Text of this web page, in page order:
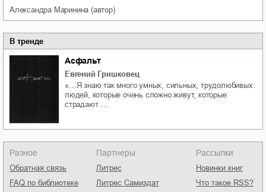
Александра Маринина (автор)
В тренде
Асфальт
Евгений Гришковец
«…Я знаю так много умных, сильных, трудолюбивых
людей, которые очень сложно живут, которые
страдают …
Разное
Обратная связь
FAQ по библиотеке
Партнеры
Литрес
Литрес Самиздат
Рассылки
Новинки книг
Что такое RSS?